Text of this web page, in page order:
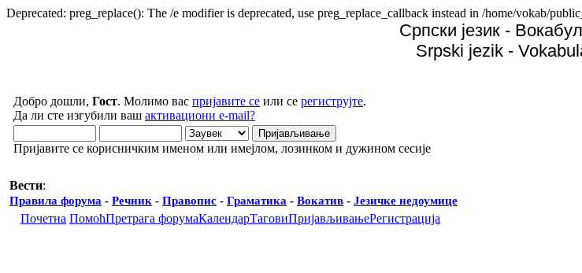
Deprecated: preg_replace(): The /e modifier is deprecated, use preg_replace_callback instead in /home/vokab/
Српски језик -
Srpski jezik -
Добро дошли, Гост. Молимо вас пријавите се или се региструјте.
Да ли сте изгубили ваш активациони e-mail?
Пријавите се корисничким именом или имејлом, лозинком и дужином сесије
Вести:
Правила форума - Речник - Правопис - Граматика - Вокатив - Језичке недоумице
Почетна ПомоћПретрага форумаКалендарТаговиПријављивањеРегистрација